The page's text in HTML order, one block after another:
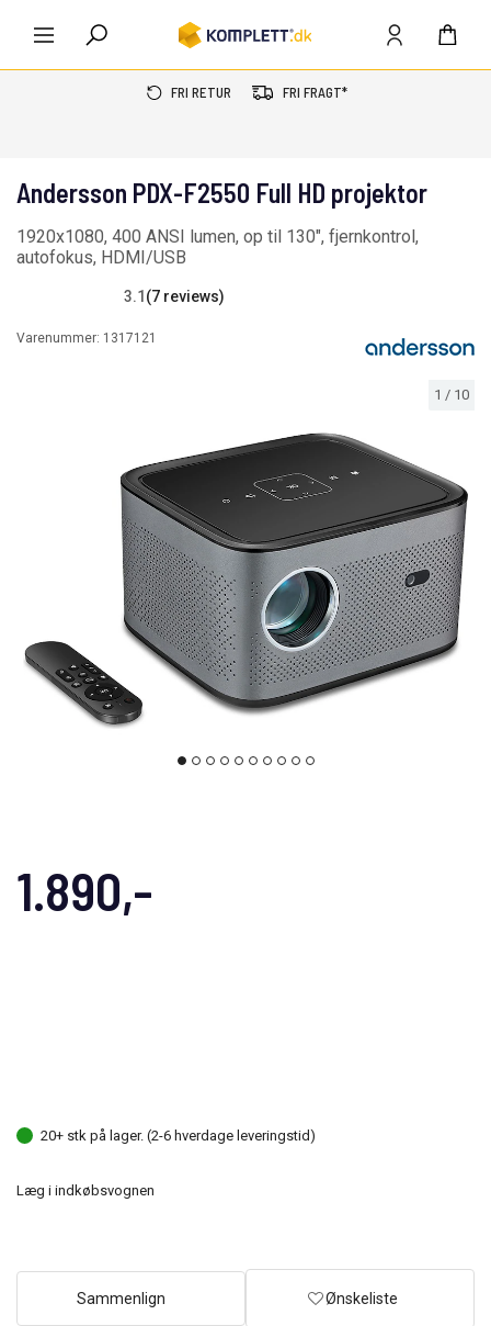
FRI RETUR FRI FRAGT*
1 / 10
Andersson PDX-F2550 Full HD projektor
1920x1080, 400 ANSI lumen, op til 130", fjernkontrol,
autofokus, HDMI/USB
3.1(7 reviews)
Varenummer: 1317121
1.890,-
20+ stk på lager. (2-6 hverdage leveringstid)
Læg i indkøbsvognen
Sammenlign Ønskeliste